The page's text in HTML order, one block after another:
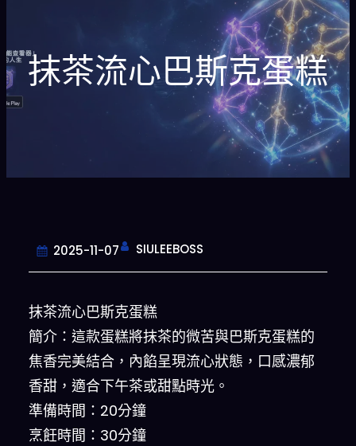
抹茶流心巴斯克蛋糕
2025-11-07 SIULEEBOSS
抹茶流心巴斯克蛋糕
簡介：這款蛋糕將抹茶的微苦與巴斯克蛋糕的
焦香完美結合，內餡呈現流心狀態，口感濃郁
香甜，適合下午茶或甜點時光。
準備時間：20分鐘
烹飪時間：30分鐘